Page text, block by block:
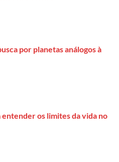
por planetas análogos à
os limites da vida no